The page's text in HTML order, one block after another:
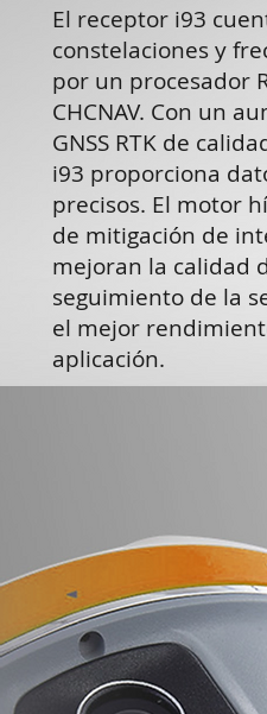
El receptor i93
constelaciones y
por un procesador
CHCNAV. Con un
GNSS RTK de
i93 proporciona
precisos. El motor
de mitigación de
mejoran la calidad
seguimiento de la
el mejor
aplicación.